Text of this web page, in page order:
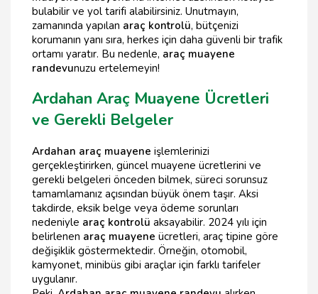
bulabilir ve yol tarifi alabilirsiniz. Unutmayın,
zamanında yapılan araç kontrolü, bütçenizi
korumanın yanı sıra, herkes için daha güvenli bir trafik
ortamı yaratır. Bu nedenle, araç muayene
randevunuzu ertelemeyin!
Ardahan Araç Muayene Ücretleri
ve Gerekli Belgeler
Ardahan araç muayene işlemlerinizi
gerçekleştirirken, güncel muayene ücretlerini ve
gerekli belgeleri önceden bilmek, süreci sorunsuz
tamamlamanız açısından büyük önem taşır. Aksi
takdirde, eksik belge veya ödeme sorunları
nedeniyle araç kontrolü aksayabilir. 2024 yılı için
belirlenen araç muayene ücretleri, araç tipine göre
değişiklik göstermektedir. Örneğin, otomobil,
kamyonet, minibüs gibi araçlar için farklı tarifeler
uygulanır.